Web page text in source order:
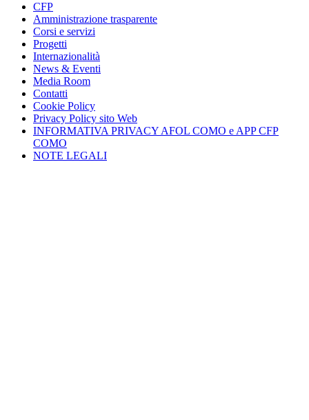
CFP
Amministrazione trasparente
Corsi e servizi
Progetti
Internazionalità
News & Eventi
Media Room
Contatti
Cookie Policy
Privacy Policy sito Web
INFORMATIVA PRIVACY AFOL COMO e APP CFP
COMO
NOTE LEGALI